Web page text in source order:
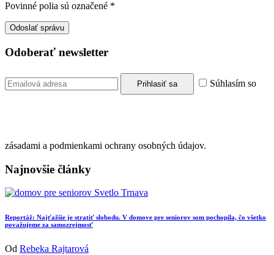
Povinné polia sú označené *
Odoberať newsletter
Súhlasím so
zásadami a podmienkami ochrany osobných údajov.
Najnovšie články
Reportáž: Najťažšie je stratiť slobodu. V domove pre seniorov som pochopila, čo všetko
považujeme za samozrejmosť
Od Rebeka Rajtarová